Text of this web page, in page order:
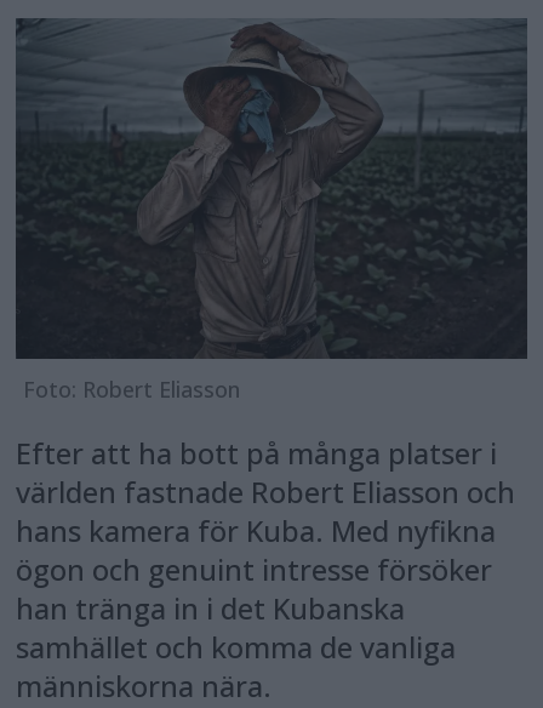
Foto: Robert Eliasson
Efter att ha bott på många platser i
världen fastnade Robert Eliasson och
hans kamera för Kuba. Med nyfikna
ögon och genuint intresse försöker
han tränga in i det Kubanska
samhället och komma de vanliga
människorna nära.